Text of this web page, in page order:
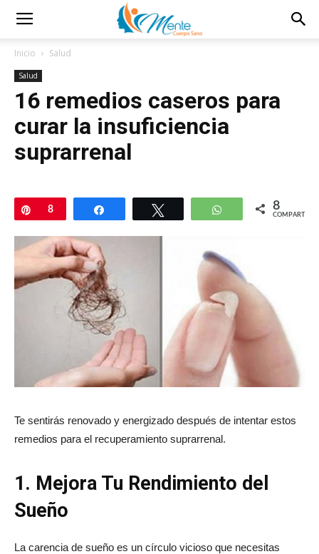
Inicio Salud
Salud
16 remedios caseros para
curar la insuficiencia
suprarrenal
Pin
8 Compartir WhatsApp
8
COMPARTIR
Te sentirás renovado y energizado después de intentar estos
remedios para el recuperamiento suprarrenal.
1. Mejora Tu Rendimiento del
Sueño
La carencia de sueño es un círculo vicioso que necesitas